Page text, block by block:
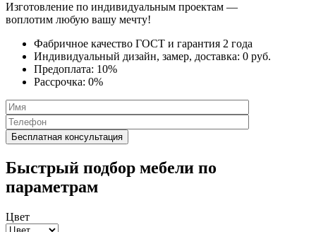
Изготовление по индивидуальным проектам —
воплотим любую вашу мечту!
Фабричное качество ГОСТ и гарантия 2 года
Индивидуальный дизайн, замер, доставка: 0 руб.
Предоплата: 10%
Рассрочка: 0%
Быстрый подбор мебели по
параметрам
Цвет